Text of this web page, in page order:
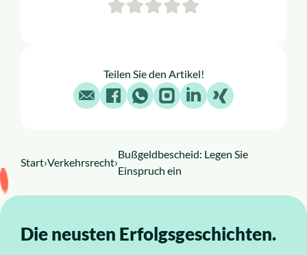
Teilen Sie den Artikel!
E-MailFacebookWhatsAppInstagramLinkedIn
X
Start›Verkehrsrecht›
Bußgeldbescheid: Legen Sie
Einspruch ein
Die neusten Erfolgsgeschichten.